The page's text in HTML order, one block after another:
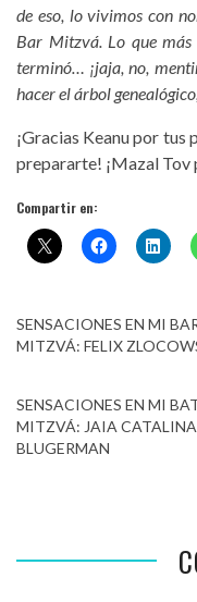
de eso, lo vivimos con
Bar Mitzvá. Lo que
terminó… ¡jaja, no,
hacer el árbol
¡Gracias Keanu por tus
prepararte! ¡Mazal Tov
Compartir en:
SENSACIONES EN MI
MITZVÁ: FELIX
SENSACIONES EN MI
MITZVÁ: JAIA CATALINA
BLUGERMAN